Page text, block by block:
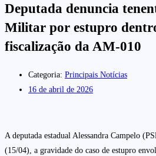
Deputada denuncia
Militar por estupro
fiscalização da AM-010
Categoria: Principais Notícias
16 de abril de 2026
A deputada estadual Alessandra Campelo
(15/04), a gravidade do caso de estupro